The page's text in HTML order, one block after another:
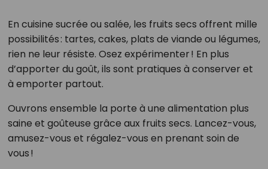
En cuisine sucrée ou salée, les fruits secs offrent mille
possibilités : tartes, cakes, plats de viande ou légumes,
rien ne leur résiste. Osez expérimenter ! En plus
d’apporter du goût, ils sont pratiques à conserver et
à emporter partout.
Ouvrons ensemble la porte à une alimentation plus
saine et goûteuse grâce aux fruits secs. Lancez-vous,
amusez-vous et régalez-vous en prenant soin de
vous !